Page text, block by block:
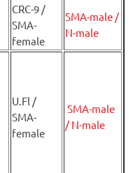
CRC-9 /
SMA-
female
SMA-male /
N-male
U.Fl /
SMA-
female
SMA-male
/ N-male